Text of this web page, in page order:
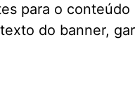
para o
do banner,